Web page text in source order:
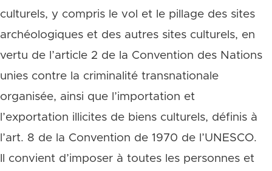
culturels, y compris le vol et le pillage des sites
archéologiques et des autres sites culturels, en
vertu de l’article 2 de la Convention des Nations
unies contre la criminalité transnationale
organisée, ainsi que l’importation et
l’exportation illicites de biens culturels, définis à
l’art. 8 de la Convention de 1970 de l’UNESCO.
Il convient d’imposer à toutes les personnes et